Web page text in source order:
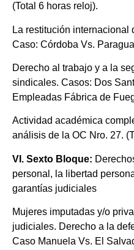
(Total 6 horas reloj).
La restitución internacional
Caso: Córdoba Vs.
Derecho al trabajo y a la
sindicales. Casos: Dos
Empleadas Fábrica de
Actividad académica
análisis de la OC Nro. 27.
VI. Sexto Bloque:
personal, la libertad
garantías judiciales
Mujeres imputadas y/o
judiciales. Derecho a la
Caso Manuela Vs. El